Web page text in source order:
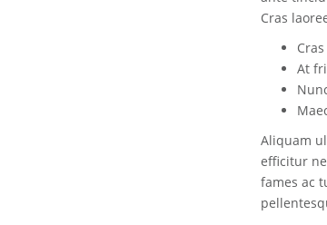
Cras
At
Aliquam
efficitur
fames ac